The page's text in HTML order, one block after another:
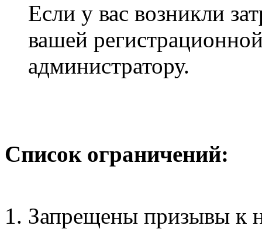
Если у вас возникли
вашей
администратору.
Список ограничений:
Запрещены призывы к